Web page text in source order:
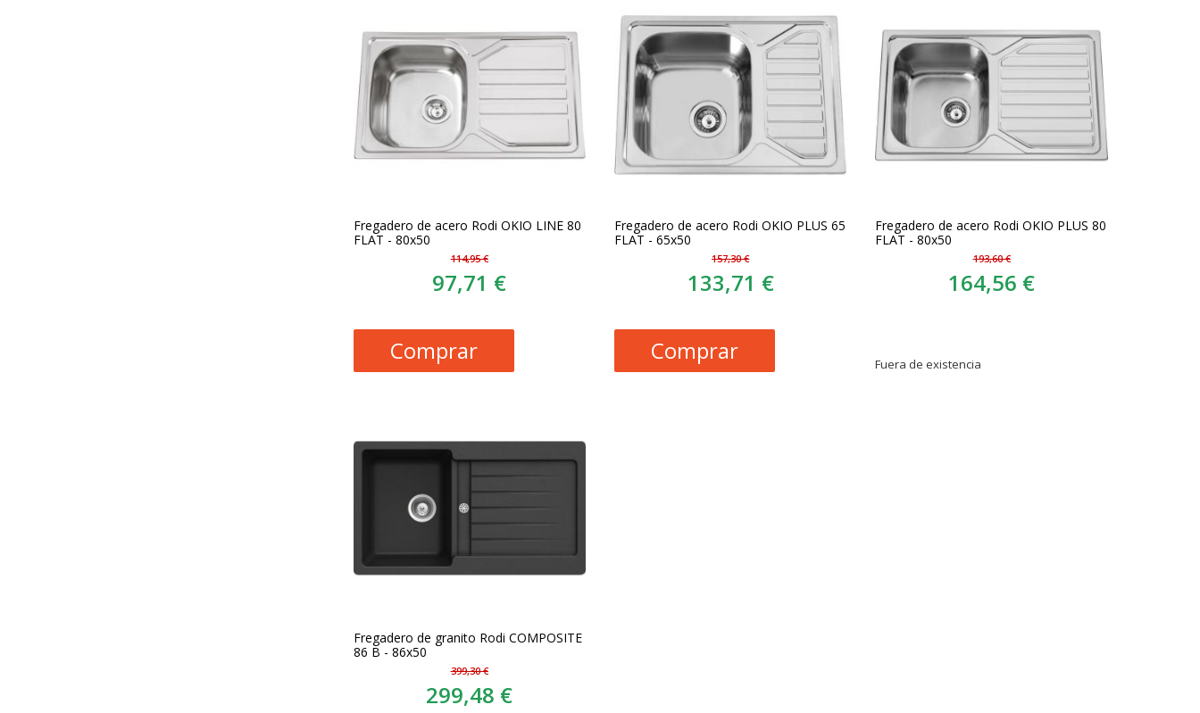
Fregadero de acero Rodi OKIO LINE 80
FLAT - 80x50
114,95 €
97,71 €
Comprar
Fregadero de acero Rodi OKIO PLUS 65
FLAT - 65x50
157,30 €
133,71 €
Comprar
Fregadero de acero Rodi OKIO PLUS 80
FLAT - 80x50
193,60 €
164,56 €
Fuera de existencia
Fregadero de granito Rodi COMPOSITE
86 B - 86x50
399,30 €
299,48 €